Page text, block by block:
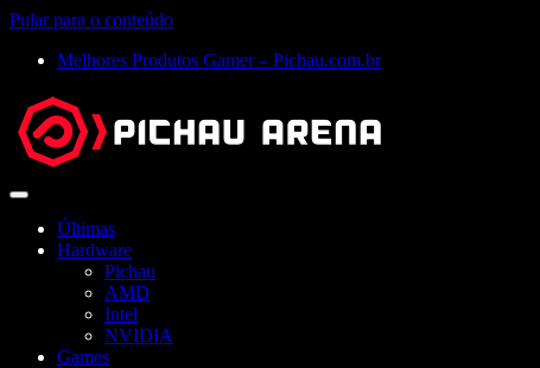
Pular para o conteúdo
Melhores Produtos Gamer – Pichau.com.br
Abrir
Últimas
Hardware
Pichau
AMD
Intel
NVIDIA
Games